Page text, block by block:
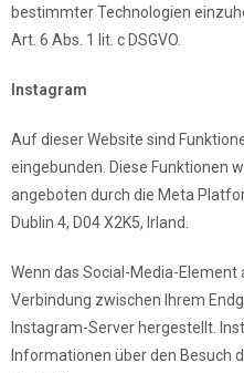
bestimmter Technologien
Art. 6 Abs. 1 lit. c DSGVO.
Instagram
Auf dieser Website sind
eingebunden. Diese Funktionen
angeboten durch die Meta
Dublin 4, D04 X2K5, Irland.
Wenn das Social-Media-Element
Verbindung zwischen Ihrem
Instagram-Server hergestellt.
Informationen über den Besuch